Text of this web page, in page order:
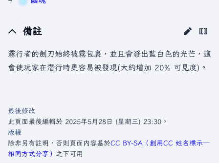
備註
霧行者的劍刃始終被霧包裹，並且會發出藍白色的光芒，這
會使玩家在潛行時更容易被發現(大約增加 20% 可見度)。
最後修改
此頁面最後編輯於 2025年5月28日 (星期三) 23:30。
版權
除非另有註明，否則頁面內容基於CC BY-SA（創用CC 姓名標示─
相同方式分享） 之下可用